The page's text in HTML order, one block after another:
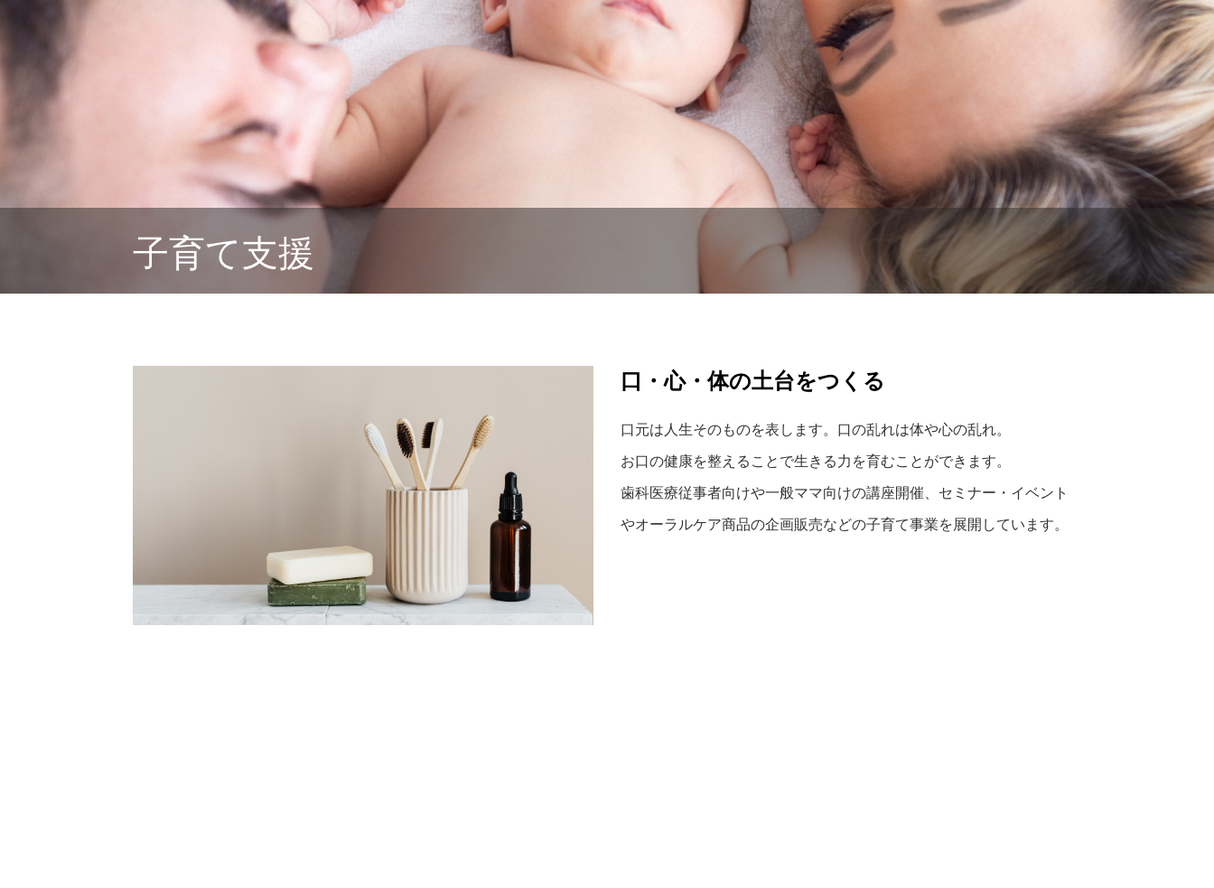
子育て支援
口・心・体の土台をつくる
口元は人生そのものを表します。口の乱れは体や心の乱れ。
お口の健康を整えることで生きる力を育むことができます。
歯科医療従事者向けや一般ママ向けの講座開催、セミナー・イベント
やオーラルケア商品の企画販売などの子育て事業を展開しています。